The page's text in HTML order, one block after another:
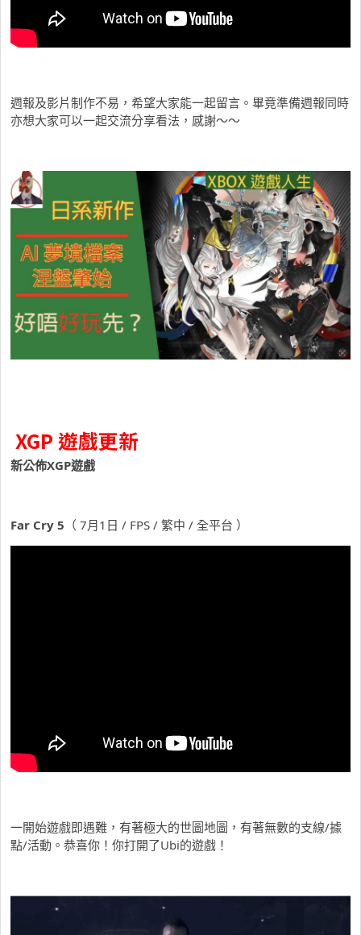
週報及影片制作不易，希望大家能一起留言。畢竟準備週報同時
亦想大家可以一起交流分享看法，感謝～～
XGP 遊戲更新
新公佈XGP遊戲
Far Cry 5 （ 7月1日 / FPS / 繁中 / 全平台 ）
一開始遊戲即遇難，有著極大的世圖地圖，有著無數的支線/據
點/活動。恭喜你！你打開了Ubi的遊戲！